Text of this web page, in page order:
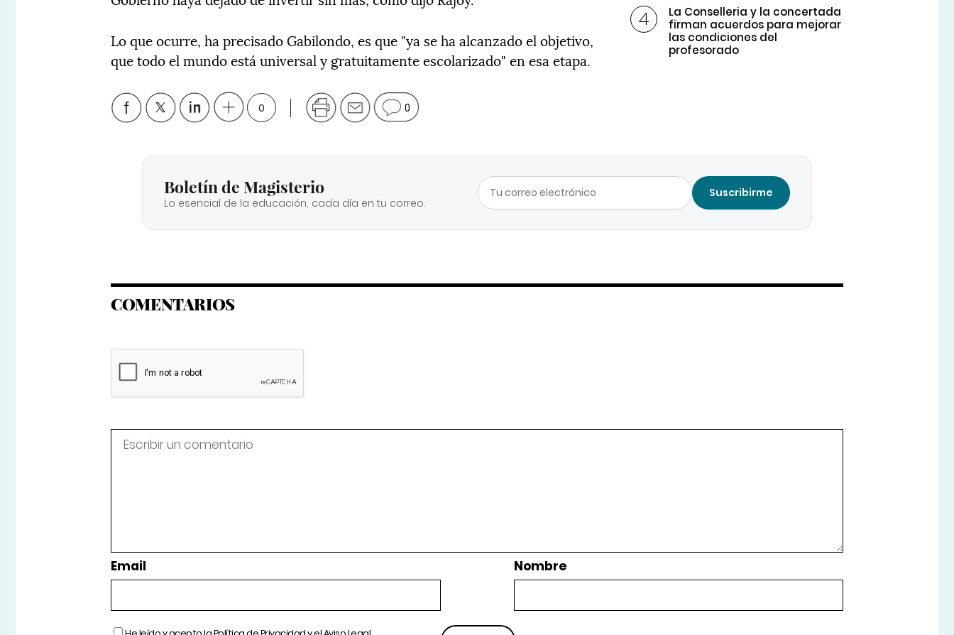
Lo que ocurre, ha precisado Gabilondo, es que "ya se ha alcanzado el objetivo,
que todo el mundo está universal y gratuitamente escolarizado" en esa etapa.
0 0
La Conselleria y la concertada
firman acuerdos para mejorar
las condiciones del
profesorado
Boletín de Magisterio
Lo esencial de la educación, cada día en tu correo.
Suscribirme
COMENTARIOS
Email Nombre